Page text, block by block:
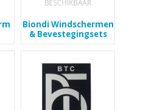
Biondi Windschermen
& Bevestegingsets